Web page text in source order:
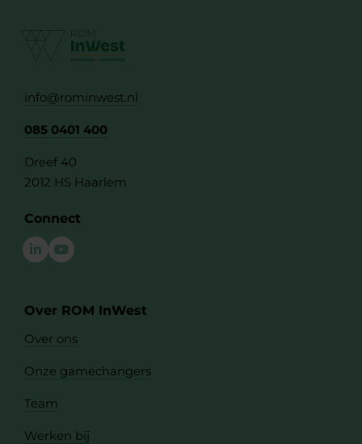
info@rominwest.nl
085 0401 400
Dreef 40
2012 HS Haarlem
Connect
Over ROM InWest
Over ons
Onze gamechangers
Team
Werken bij